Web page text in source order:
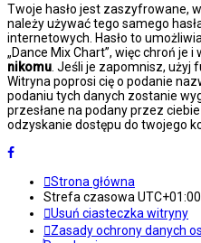
Twoje hasło jest zaszyfrowane,
należy używać tego samego
internetowych. Hasło to
„Dance Mix Chart”, więc chroń je
nikomu . Jeśli je zapomnisz, użyj
Witryna poprosi cię o podanie
podaniu tych danych zostanie
przesłane na podany przez
odzyskanie dostępu do twojego
Strona główna
Strefa czasowa UTC+01:00
Usuń ciasteczka witryny
Zasady ochrony danych